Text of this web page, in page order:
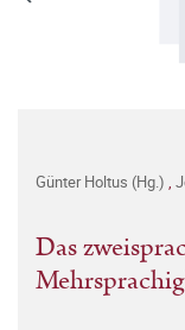
Günter Holtus (Hg.) ,
Das